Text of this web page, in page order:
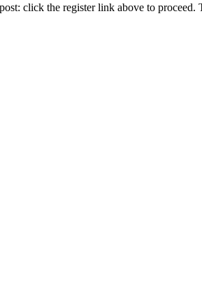
click the register link above to proceed.